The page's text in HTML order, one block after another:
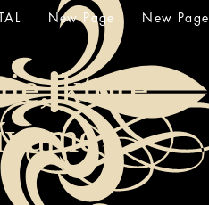
New Page New Page
ktoré